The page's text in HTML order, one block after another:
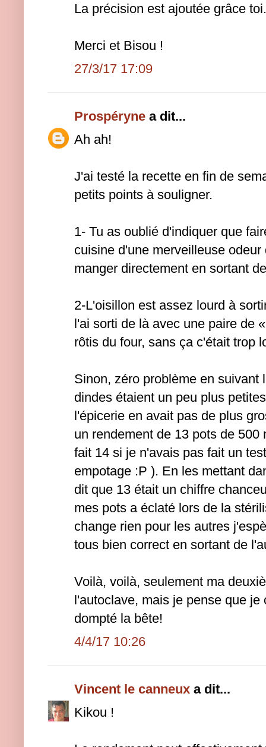
La précision est ajoutée grâce toi.
Merci et Bisou !
27/3/17 17:09
Prospéryne a dit...
Ah ah!
J'ai testé la recette en fin de
petits points à souligner.
1- Tu as oublié d'indiquer que
cuisine d'une merveilleuse
manger directement en sortant
2-L'oisillon est assez lourd à
l'ai sorti de là avec une paire de
rôtis du four, sans ça c'était trop
Sinon, zéro problème en suivant
dindes étaient un peu plus
l'épicerie en avait pas de plus
un rendement de 13 pots de 500
fait 14 si je n'avais pas fait un
empotage :P ). En les mettant
dit que 13 était un chiffre
mes pots a éclaté lors de la
change rien pour les autres
tous bien correct en sortant de
Voilà, voilà, seulement ma
l'autoclave, mais je pense que je
dompté la bête!
4/4/17 10:26
Vincent le canneux a dit...
Kikou !